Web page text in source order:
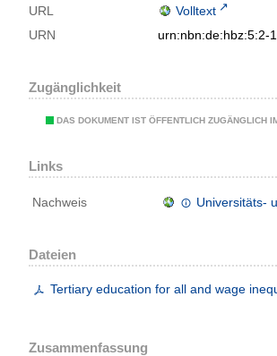
URL
Volltext
URN
urn:nbn:de:hbz:5:2-
Zugänglichkeit
DAS DOKUMENT IST ÖFFENTLICH ZUGÄNGLICH
Links
Nachweis Universitäts-
Dateien
Tertiary education for all and wage
Zusammenfassung